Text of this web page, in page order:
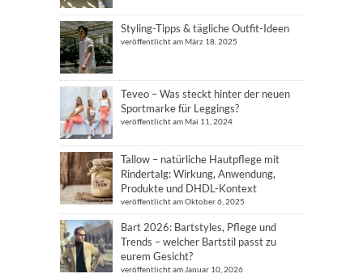
Styling-Tipps & tägliche Outfit-Ideen
veröffentlicht am März 18, 2025
Teveo – Was steckt hinter der neuen
Sportmarke für Leggings?
veröffentlicht am Mai 11, 2024
Tallow – natürliche Hautpflege mit
Rindertalg: Wirkung, Anwendung,
Produkte und DHDL-Kontext
veröffentlicht am Oktober 6, 2025
Bart 2026: Bartstyles, Pflege und
Trends – welcher Bartstil passt zu
eurem Gesicht?
veröffentlicht am Januar 10, 2026